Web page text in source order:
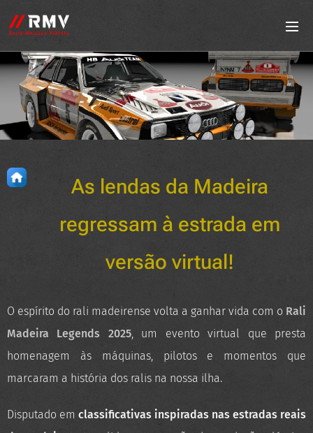
As lendas da Madeira
regressam à estrada em
versão virtual!
O espírito do rali madeirense volta a ganhar vida com o Rali
Madeira Legends 2025, um evento virtual que presta
homenagem às máquinas, pilotos e momentos que
marcaram a história dos ralis na nossa ilha.
Disputado em classificativas inspiradas nas estradas reais